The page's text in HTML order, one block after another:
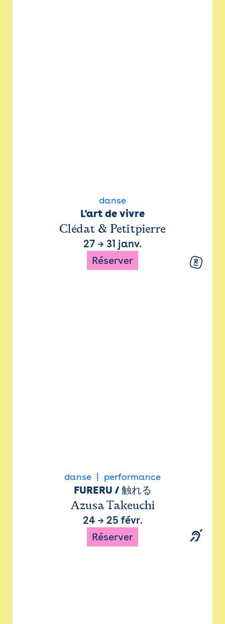
danse
L'art de vivre
Clédat & Petitpierre
27 → 31 janv.
Réserver
danse performance
FURERU / 触れる
Azusa Takeuchi
24→ 25 févr.
Réserver